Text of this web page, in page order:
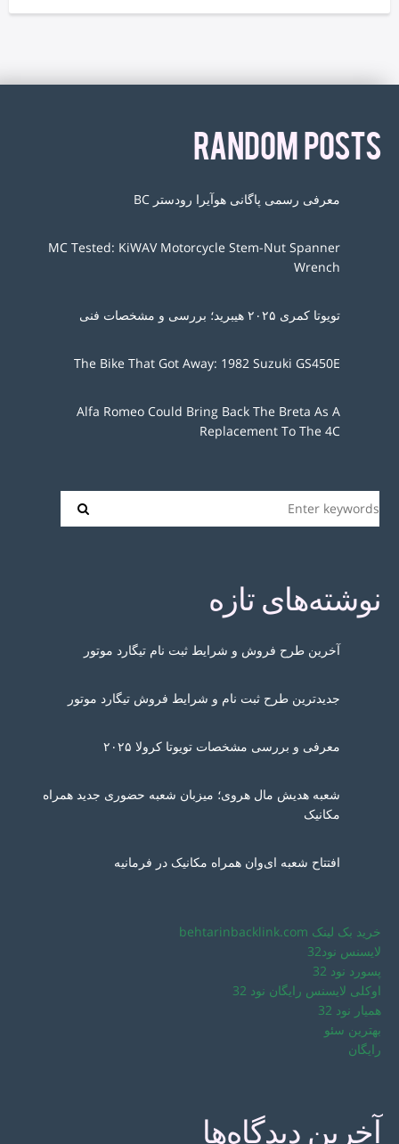
RANDOM POSTS
معرفی رسمی پاگانی هوآیرا رودستر BC
MC Tested: KiWAV Motorcycle Stem-Nut Spanner
Wrench
تویوتا کمری ۲۰۲۵ هیبرید؛ بررسی و مشخصات فنی
The Bike That Got Away: 1982 Suzuki GS450E
Alfa Romeo Could Bring Back The Breta As A
Replacement To The 4C
نوشته‌های تازه
آخرین طرح فروش و شرایط ثبت نام تیگارد موتور
جدیدترین طرح ثبت نام و شرایط فروش تیگارد موتور
معرفی و بررسی مشخصات تویوتا کرولا ۲۰۲۵
شعبه هدیش مال هروی؛ میزبان شعبه حضوری جدید همراه
مکانیک
افتتاح شعبه ای‌وان همراه مکانیک در فرمانیه
خرید بک لینک behtarinbacklink.com
لایسنس نود32
پسورد نود 32
اوکلی لایسنس رایگان نود 32
همیار نود 32
بهترین سئو
رایگان
آخرین دیدگاه‌ها